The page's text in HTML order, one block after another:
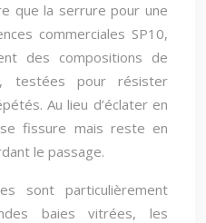
que la serrure pour une
commerciales SP10,
des compositions de
testées pour résister
Au lieu d’éclater en
fissure mais reste en
le passage.
sont particulièrement
baies vitrées, les